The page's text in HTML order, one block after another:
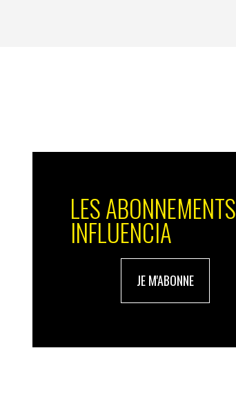
LES ABONNEMENTS
INFLUENCIA
JE M'ABONNE